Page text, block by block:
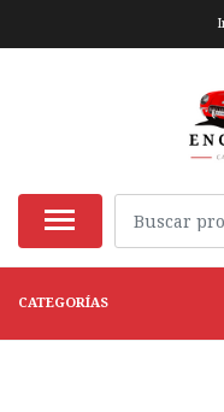
CATEGORÍAS